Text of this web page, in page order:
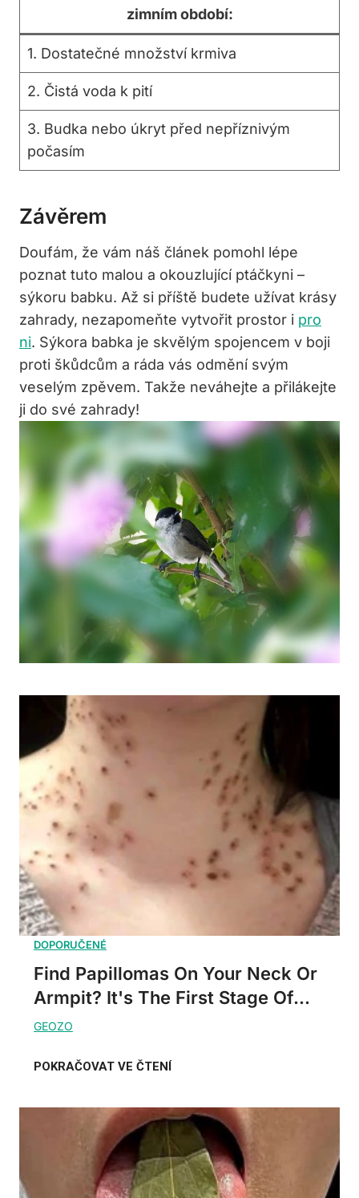
zimním období:
1. Dostatečné množství krmiva
2. Čistá voda k pití
3. Budka nebo úkryt před nepříznivým
počasím
Závěrem
Doufám, že vám náš článek pomohl lépe
poznat tuto malou a okouzlující ptáčkyni –
sýkoru babku. Až si příště budete užívat krásy
zahrady, nezapomeňte vytvořit prostor i pro
ni. Sýkora babka je skvělým spojencem v boji
proti škůdcům a ráda vás odmění svým
veselým zpěvem. Takže neváhejte a přilákejte
ji do své zahrady!
Find Papillomas On Your Neck Or
Armpit? It's The First Stage Of...